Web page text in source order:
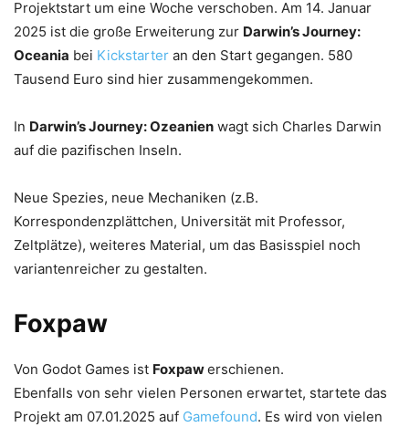
Projektstart um eine Woche verschoben. Am 14. Januar
2025 ist die große Erweiterung zur Darwin’s Journey:
Oceania bei Kickstarter an den Start gegangen. 580
Tausend Euro sind hier zusammengekommen.
In Darwin’s Journey: Ozeanien wagt sich Charles Darwin
auf die pazifischen Inseln.
Neue Spezies, neue Mechaniken (z.B.
Korrespondenzplättchen, Universität mit Professor,
Zeltplätze), weiteres Material, um das Basisspiel noch
variantenreicher zu gestalten.
Foxpaw
Von Godot Games ist Foxpawerschienen.
Ebenfalls von sehr vielen Personen erwartet, startete das
Projekt am 07.01.2025 auf Gamefound. Es wird von vielen